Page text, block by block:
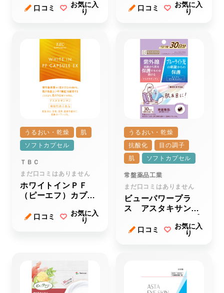
ォトジェニック プ
レミアムリフト）
口コミ
お気に入
り
口コミ
お気に入
り
うるおい・乾燥
肌
ソフトカプセル
ＴＢＣ
まだ口コミはありません
ホワイトインＰＦ
（ピーエフ）カプセ
ス）口コミ
お気に入
り
うるおい・乾燥
抗酸化
目の調子
肌
ソフトカプセル
常盤薬品工業
まだ口コミはありません
ビューパワープラ
ス アスタキサンチ
リメント＞
口コミ
お気に入
り